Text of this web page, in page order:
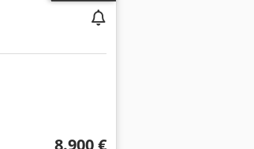
según el
alta precisión
usar Alta
8.900 €